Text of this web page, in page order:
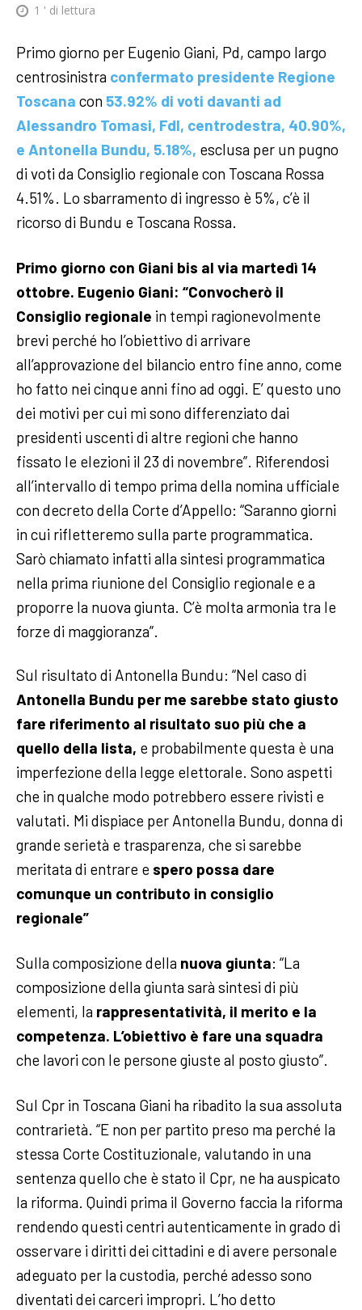
1 ' di lettura
Primo giorno per Eugenio Giani, Pd, campo largo
centrosinistra confermato presidente Regione
Toscana con 53.92% di voti davanti ad
Alessandro Tomasi, FdI, centrodestra, 40.90%,
e Antonella Bundu, 5.18%, esclusa per un pugno
di voti da Consiglio regionale con Toscana Rossa
4.51%. Lo sbarramento di ingresso è 5%, c’è il
ricorso di Bundu e Toscana Rossa.
Primo giorno con Giani bis al via martedì 14
ottobre. Eugenio Giani: “Convocherò il
Consiglio regionale in tempi ragionevolmente
brevi perché ho l’obiettivo di arrivare
all’approvazione del bilancio entro fine anno, come
ho fatto nei cinque anni fino ad oggi. E’ questo uno
dei motivi per cui mi sono differenziato dai
presidenti uscenti di altre regioni che hanno
fissato le elezioni il 23 di novembre”. Riferendosi
all’intervallo di tempo prima della nomina ufficiale
con decreto della Corte d’Appello: “Saranno giorni
in cui rifletteremo sulla parte programmatica.
Sarò chiamato infatti alla sintesi programmatica
nella prima riunione del Consiglio regionale e a
proporre la nuova giunta. C’è molta armonia tra le
forze di maggioranza”.
Sul risultato di Antonella Bundu: “Nel caso di
Antonella Bundu per me sarebbe stato giusto
fare riferimento al risultato suo più che a
quello della lista, e probabilmente questa è una
imperfezione della legge elettorale. Sono aspetti
che in qualche modo potrebbero essere rivisti e
valutati. Mi dispiace per Antonella Bundu, donna di
grande serietà e trasparenza, che si sarebbe
meritata di entrare e spero possa dare
comunque un contributo in consiglio
regionale”
Sulla composizione della nuova giunta: “La
composizione della giunta sarà sintesi di più
elementi, la rappresentatività, il merito e la
competenza. L’obiettivo è fare una squadra
che lavori con le persone giuste al posto giusto”.
Sul Cpr in Toscana Giani ha ribadito la sua assoluta
contrarietà. “E non per partito preso ma perché la
stessa Corte Costituzionale, valutando in una
sentenza quello che è stato il Cpr, ne ha auspicato
la riforma. Quindi prima il Governo faccia la riforma
rendendo questi centri autenticamente in grado di
osservare i diritti dei cittadini e di avere personale
adeguato per la custodia, perché adesso sono
diventati dei carceri impropri. L’ho detto